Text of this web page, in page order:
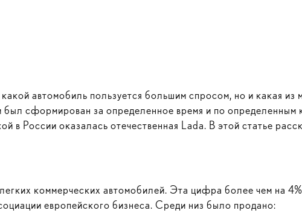
автомобиль пользуется большим спросом, но и какая из
сформирован за определенное время и по определенным
в России оказалась отечественная Lada. В этой статье
коммерческих автомобилей. Эта цифра более чем на
европейского бизнеса. Среди низ было продано: